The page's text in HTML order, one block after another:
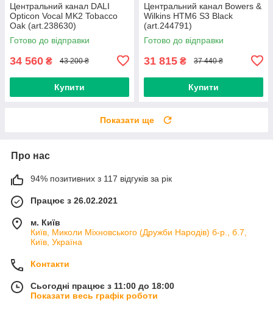
Центральний канал DALI
Opticon Vocal MK2 Tobacco
Oak (art.238630)
Готово до відправки
34 560 ₴ 43 200 ₴
Купити
Центральний канал Bowers &
Wilkins HTM6 S3 Black
(art.244791)
Готово до відправки
31 815 ₴ 37 440 ₴
Купити
Показати ще
Про нас
94% позитивних з 117 відгуків за рік
Працює з 26.02.2021
м. Київ
Київ, Миколи Міхновського (Дружби Народів) б-р., б.7,
Київ, Україна
Контакти
Сьогодні працює з 11:00 до 18:00
Показати весь графік роботи